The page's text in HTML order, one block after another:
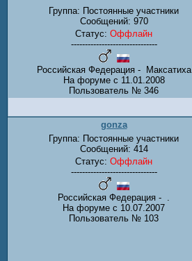
Группа: Постоянные участники
Сообщений: 970
Статус: Оффлайн
-------------------------------
Российская Федерация - Максатиха
На форуме с 11.01.2008
Пользователь № 346
gonza
Группа: Постоянные участники
Сообщений: 414
Статус: Оффлайн
-------------------------------
Российская Федерация - .
На форуме с 10.07.2007
Пользователь № 103